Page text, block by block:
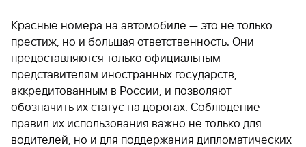
Красные номера на автомобиле — это не только
престиж, но и большая ответственность. Они
предоставляются только официальным
представителям иностранных государств,
аккредитованным в России, и позволяют
обозначить их статус на дорогах. Соблюдение
правил их использования важно не только для
водителей, но и для поддержания дипломатических